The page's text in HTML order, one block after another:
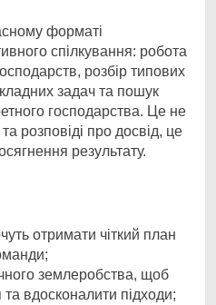
форматі
спілкування: робота
розбір типових
задач та пошук
господарства. Це не
розповіді про досвід, це
результату.
отримати чіткий план
землеробства, щоб
вдосконалити підходи;